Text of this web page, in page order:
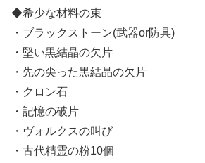
◆希少な材料の束
・ブラックストーン(武器or防具)
・堅い黒結晶の欠片
・先の尖った黒結晶の欠片
・クロン石
・記憶の破片
・ヴォルクスの叫び
・古代精霊の粉10個